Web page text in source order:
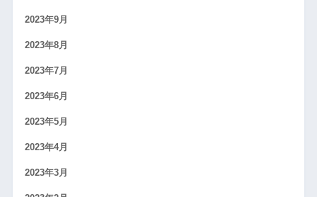
2023年9月
2023年8月
2023年7月
2023年6月
2023年5月
2023年4月
2023年3月